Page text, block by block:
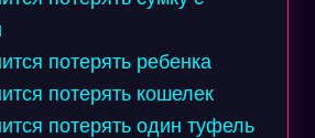
потерять ребенка
потерять кошелек
потерять один туфель